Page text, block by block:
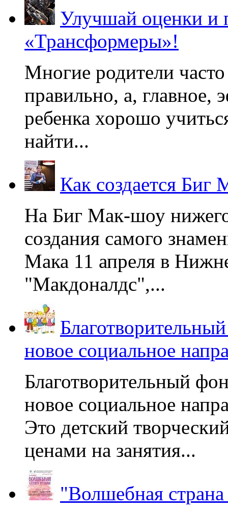
Улучшай оценки и
«Трансформеры»!
Многие родители
правильно, а, главное,
ребенка хорошо
найти...
Как создается Биг
На Биг Мак-шоу
создания самого
Мака 11 апреля в
"Макдоналдс",...
новое социальное
Благотворительный
новое социальное
Это детский
ценами на занятия...
"Волшебная